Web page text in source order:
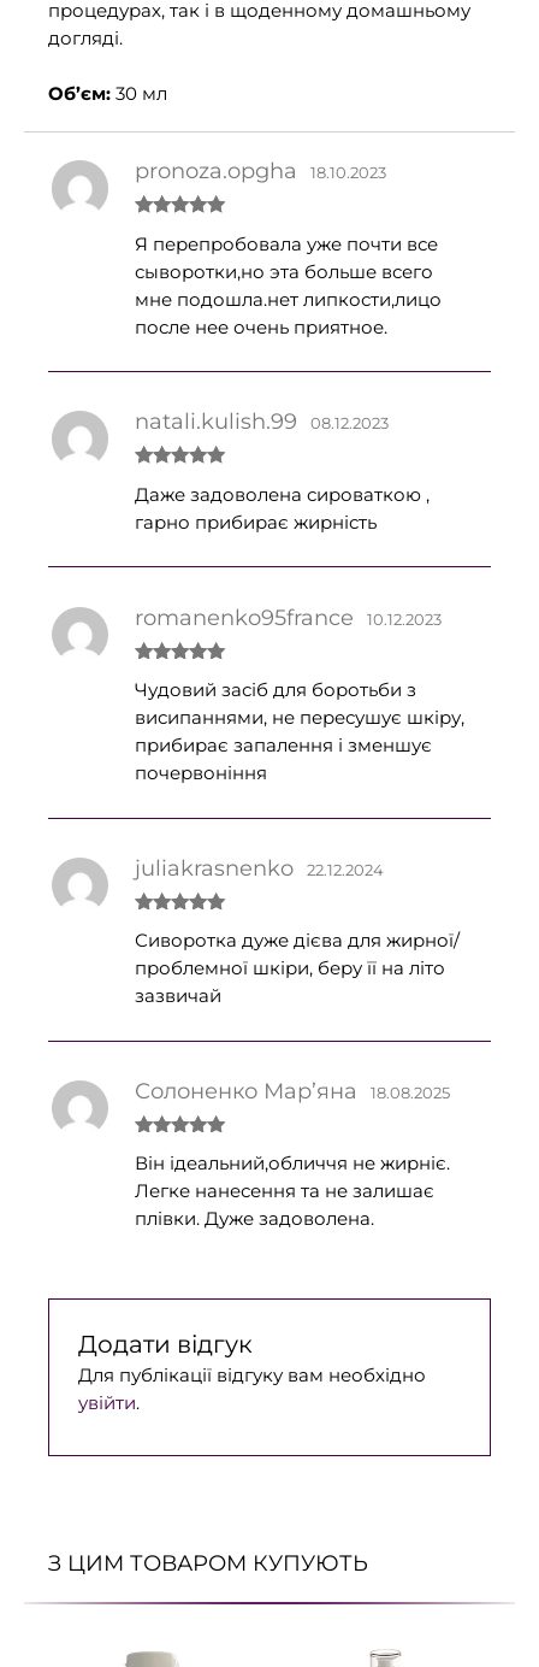
процедурах, так і в щоденному домашньому
догляді.
Об’єм: 30 мл
5з 5
pronoza.opgha 18.10.2023
Я перепробовала уже почти все
сыворотки,но эта больше всего
мне подошла.нет липкости,лицо
после нее очень приятное.
5з 5
natali.kulish.99 08.12.2023
Даже задоволена сироваткою ,
гарно прибирає жирність
5з 5
romanenko95france 10.12.2023
Чудовий засіб для боротьби з
висипаннями, не пересушує шкіру,
прибирає запалення і зменшує
почервоніння
5з 5
juliakrasnenko 22.12.2024
Сиворотка дуже дієва для жирної/
проблемної шкіри, беру її на літо
зазвичай
5з 5
Солоненко Мар’яна 18.08.2025
Він ідеальний,обличчя не жирніє.
Легке нанесення та не залишає
плівки. Дуже задоволена.
Додати відгук
Для публікації відгуку вам необхідно
увійти.
З ЦИМ ТОВАРОМ КУПУЮТЬ